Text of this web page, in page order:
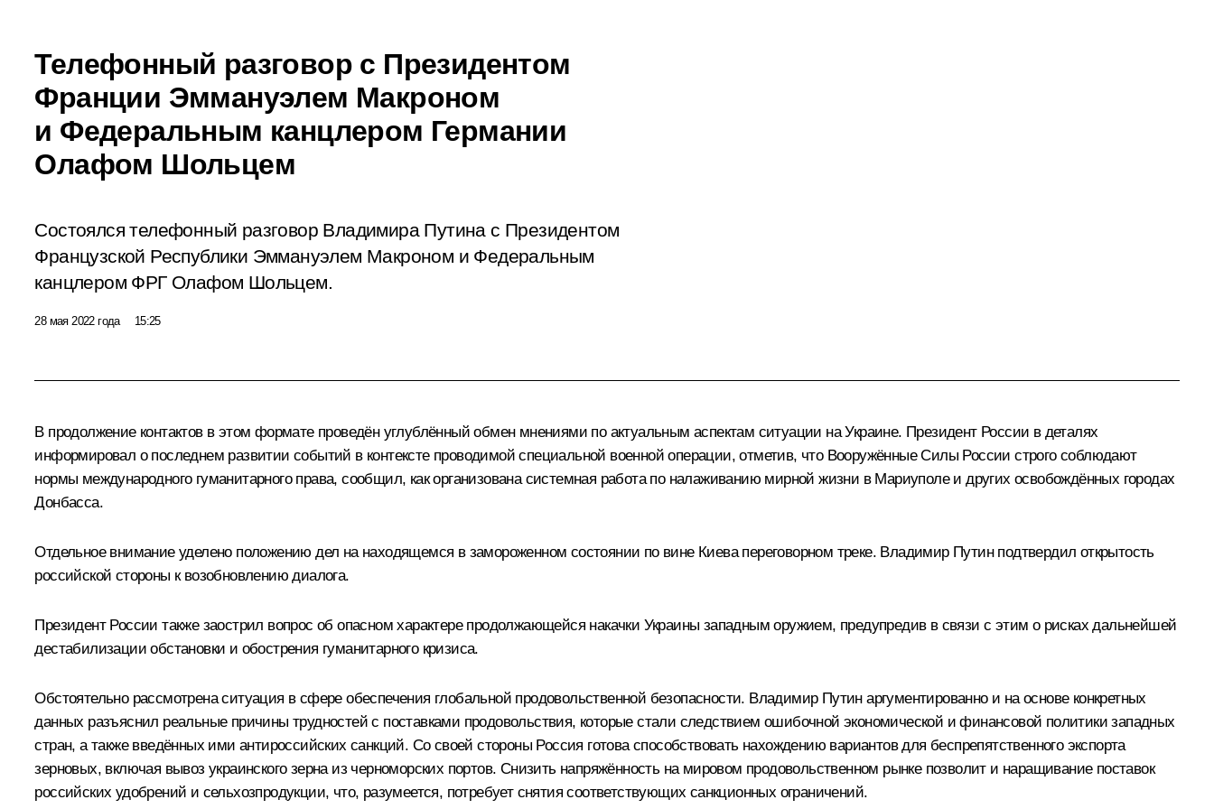
Телефонный разговор с Президентом
Франции Эммануэлем Макроном
и Федеральным канцлером Германии
Олафом Шольцем
Состоялся телефонный разговор Владимира Путина с Президентом
Французской Республики Эммануэлем Макроном и Федеральным
канцлером ФРГ Олафом Шольцем.
28 мая 2022 года 15:25
В продолжение контактов в этом формате проведён углублённый обмен мнениями по актуальным аспектам ситуации на Украине. Президент России в деталях
информировал о последнем развитии событий в контексте проводимой специальной военной операции, отметив, что Вооружённые Силы России строго соблюдают
нормы международного гуманитарного права, сообщил, как организована системная работа по налаживанию мирной жизни в Мариуполе и других освобождённых городах
Донбасса.
Отдельное внимание уделено положению дел на находящемся в замороженном состоянии по вине Киева переговорном треке. Владимир Путин подтвердил открытость
российской стороны к возобновлению диалога.
Президент России также заострил вопрос об опасном характере продолжающейся накачки Украины западным оружием, предупредив в связи с этим о рисках дальнейшей
дестабилизации обстановки и обострения гуманитарного кризиса.
Обстоятельно рассмотрена ситуация в сфере обеспечения глобальной продовольственной безопасности. Владимир Путин аргументированно и на основе конкретных
данных разъяснил реальные причины трудностей с поставками продовольствия, которые стали следствием ошибочной экономической и финансовой политики западных
стран, а также введённых ими антироссийских санкций. Со своей стороны Россия готова способствовать нахождению вариантов для беспрепятственного экспорта
зерновых, включая вывоз украинского зерна из черноморских портов. Снизить напряжённость на мировом продовольственном рынке позволит и наращивание поставок
российских удобрений и сельхозпродукции, что, разумеется, потребует снятия соответствующих санкционных ограничений.